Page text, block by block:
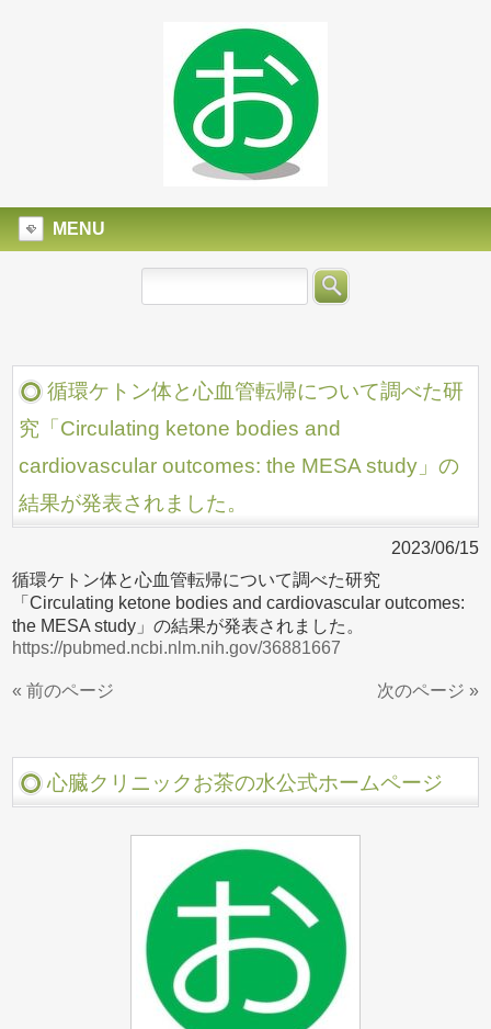
MENU
循環ケトン体と心血管転帰について調べた研
究「Circulating ketone bodies and
cardiovascular outcomes: the MESA study」の
結果が発表されました。
2023/06/15
循環ケトン体と心血管転帰について調べた研究
「Circulating ketone bodies and cardiovascular outcomes:
the MESA study」の結果が発表されました。
https://pubmed.ncbi.nlm.nih.gov/36881667
« 前のページ 次のページ »
心臓クリニックお茶の水公式ホームページ